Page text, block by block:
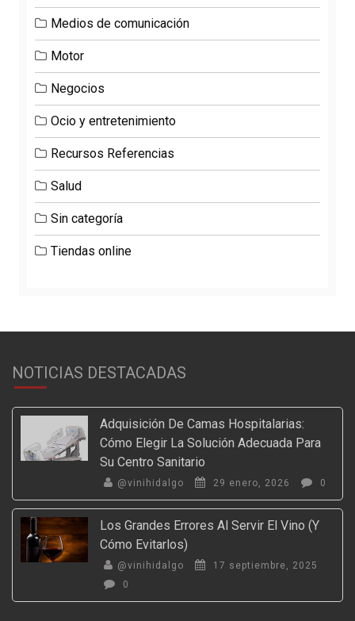
Medios de comunicación
Motor
Negocios
Ocio y entretenimiento
Recursos Referencias
Salud
Sin categoría
Tiendas online
NOTICIAS DESTACADAS
Adquisición De Camas Hospitalarias:
Cómo Elegir La Solución Adecuada Para
Su Centro Sanitario
@vinihidalgo 29 enero, 2026 0
Los Grandes Errores Al Servir El Vino (y
Cómo Evitarlos)
@vinihidalgo
17 septiembre, 2025
0